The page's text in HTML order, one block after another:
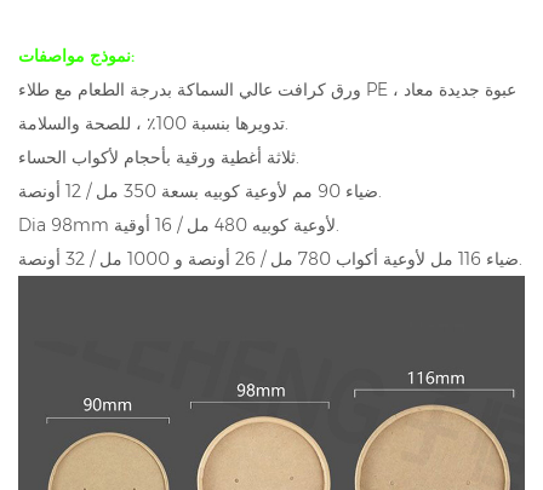
نموذج مواصفات:
ورق كرافت عالي السماكة بدرجة الطعام مع طلاء PE ، عبوة جديدة معاد
تدويرها بنسبة 100٪ ، للصحة والسلامة.
ثلاثة أغطية ورقية بأحجام لأكواب الحساء.
ضياء 90 مم لأوعية كوبيه بسعة 350 مل / 12 أونصة.
Dia 98mm لأوعية كوبيه 480 مل / 16 أوقية.
ضياء 116 مل لأوعية أكواب 780 مل / 26 أونصة و 1000 مل / 32 أونصة.